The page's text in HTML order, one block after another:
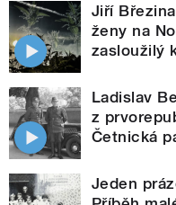
Jiří
ženy na
zasloužilý
Ladislav
z
Četnická
Jeden